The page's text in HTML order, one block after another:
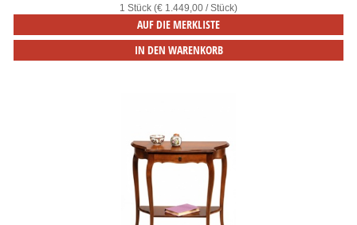
1 Stück (€ 1.449,00 / Stück)
AUF DIE MERKLISTE
IN DEN WARENKORB